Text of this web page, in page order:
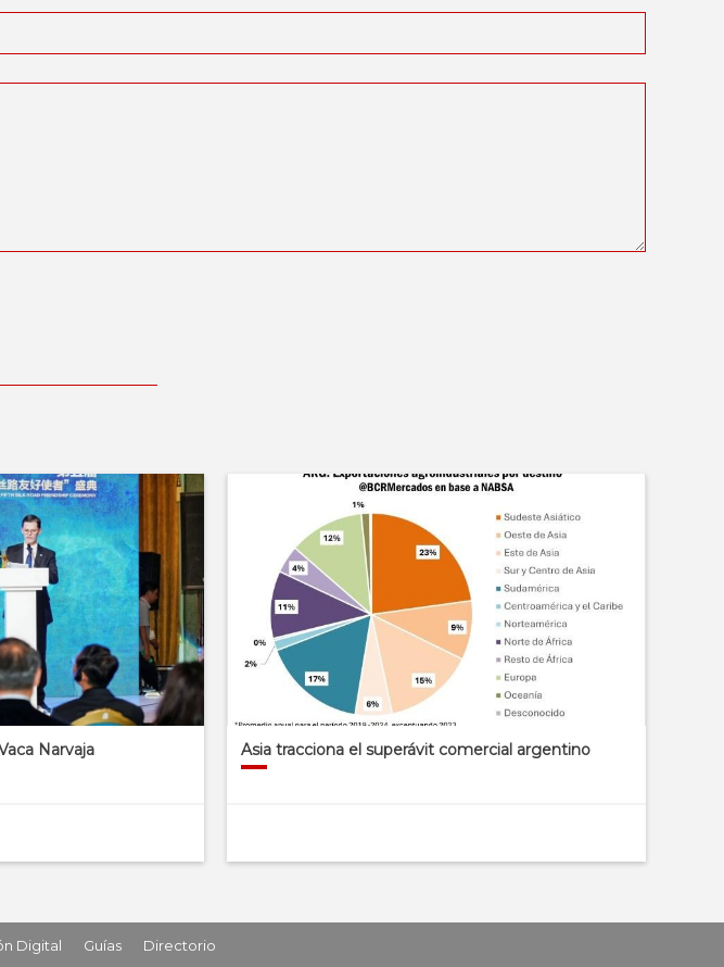
Narvaja Asia tracciona el superávit comercial argentino
Digital Guías Directorio